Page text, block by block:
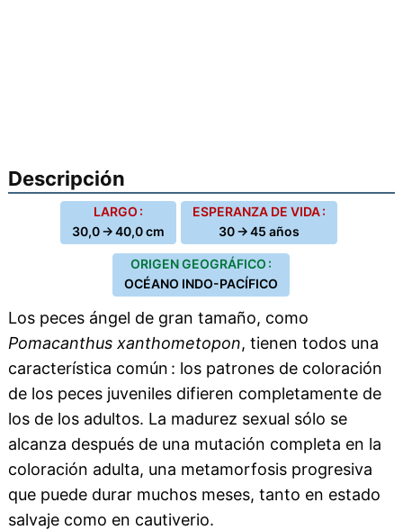
Descripción
LARGO :
30,0 → 40,0 cm
ESPERANZA DE VIDA :
30 → 45 años
ORIGEN GEOGRÁFICO :
OCÉANO INDO-PACÍFICO
Los peces ángel de gran tamaño, como
Pomacanthus xanthometopon, tienen todos una
característica común : los patrones de coloración
de los peces juveniles difieren completamente de
los de los adultos. La madurez sexual sólo se
alcanza después de una mutación completa en la
coloración adulta, una metamorfosis progresiva
que puede durar muchos meses, tanto en estado
salvaje como en cautiverio.